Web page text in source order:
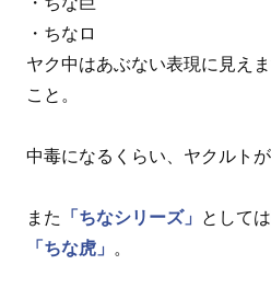
・ちなロ
ヤク中はあぶない表現に見え
こと。
中毒になるくらい、ヤクルト
また 「ちなシリーズ」
として
「ちな虎」
。